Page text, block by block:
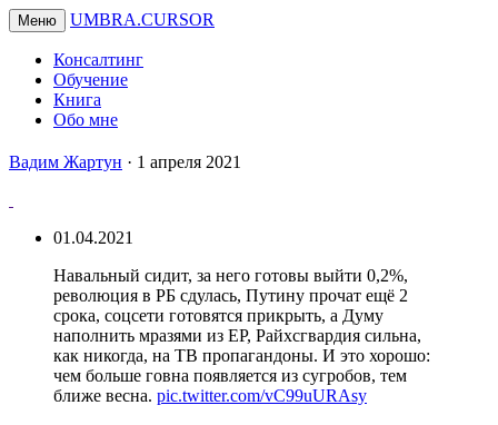
Меню UMBRA.CURSOR
Консалтинг
Обучение
Книга
Обо мне
Вадим
Вадим Жартун · 1 апреля 2021
01.04.2021
Навальный сидит, за него готовы выйти 0,2%,
революция в РБ сдулась, Путину прочат ещё 2
срока, соцсети готовятся прикрыть, а Думу
наполнить мразями из ЕР, Райхсгвардия сильна,
как никогда, на ТВ пропагандоны. И это хорошо:
чем больше говна появляется из сугробов, тем
ближе весна. pic.twitter.com/vC99uURAsy